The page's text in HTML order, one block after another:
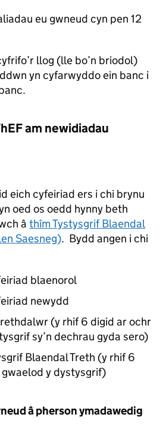
eu gwneud cyn pen 12
llog (lle bo’n briodol)
yn cyfarwyddo ein banc i
am newidiadau
eich cyfeiriad ers i chi brynu
oed os oedd hynny beth
â thîm Tystysgrif Blaendal
Saesneg). Bydd angen i chi
blaenorol
newydd
(y rhif 6 digid ar ochr
sy’n dechrau gyda sero)
Blaendal Treth (y rhif 6
y dystysgrif)
â pherson ymadawedig